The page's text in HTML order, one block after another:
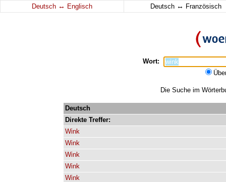
Deutsch ↔ Englisch Deutsch ↔ Französisch
Wort:
Die Suche im
Deutsch
Direkte Treffer:
Wink
Wink
Wink
Wink
Wink